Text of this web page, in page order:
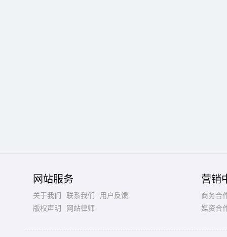
网站服务
关于我们 联系我们
用户反馈
版权声明
网站律师
营销
商务合
媒资合